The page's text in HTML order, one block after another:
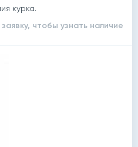
курка.
чтобы узнать наличие